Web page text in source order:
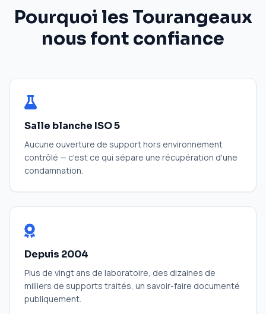
Pourquoi les Tourangeaux
nous font confiance
Salle blanche ISO 5
Aucune ouverture de support hors environnement
contrôlé — c'est ce qui sépare une récupération d'une
condamnation.
Depuis 2004
Plus de vingt ans de laboratoire, des dizaines de
milliers de supports traités, un savoir-faire documenté
publiquement.